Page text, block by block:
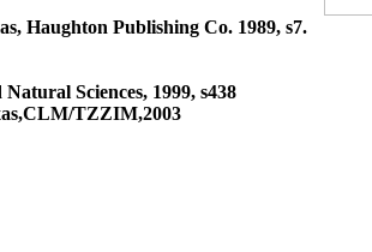
Haughton Publishing Co. 1989, s7.
Sciences, 1999, s438
TZZIM,2003